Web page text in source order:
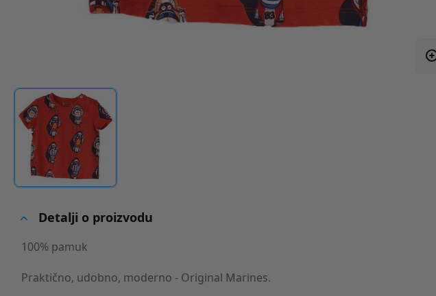
Detalji o proizvodu
100% pamuk
Praktično, udobno, moderno - Original Marines.